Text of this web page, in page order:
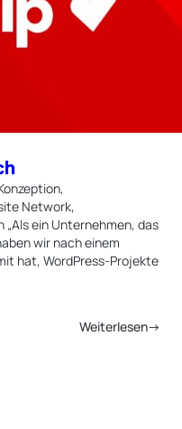
Network,
ein Unternehmen, das
wir nach einem
hat, WordPress-Projekte
Weiterlesen→